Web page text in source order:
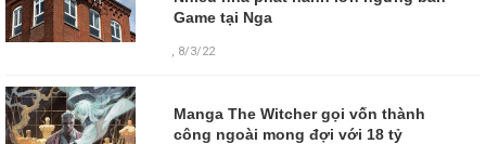
Game tại Nga
, 8/3/22
Manga The Witcher gọi vốn thành
công ngoài mong đợi với 18 tỷ